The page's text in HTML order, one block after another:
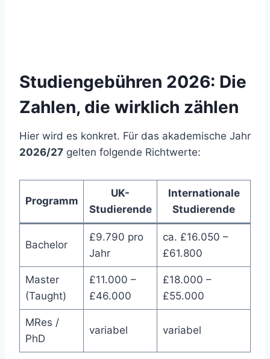
Studiengebühren 2026: Die
Zahlen, die wirklich zählen
Hier wird es konkret. Für das akademische Jahr
2026/27 gelten folgende Richtwerte:
Programm
UK-
Studierende
Internationale
Studierende
Bachelor
£9.790 pro
Jahr
ca. £16.050 –
£61.800
Master
(Taught)
£11.000 –
£46.000
£18.000 –
£55.000
MRes /
PhD
variabel variabel